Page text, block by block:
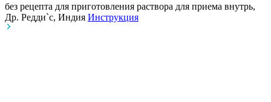
без рецепта для приготовления раствора для приема внутрь,
Др. Редди`с, Индия Инструкция